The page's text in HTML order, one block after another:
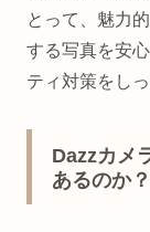
とって、魅力
する写真を安
ティ対策をし
Dazzカメ
あるのか？